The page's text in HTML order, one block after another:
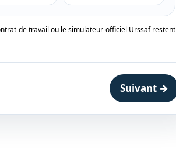
de travail ou le simulateur officiel Urssaf restent
Suivant →